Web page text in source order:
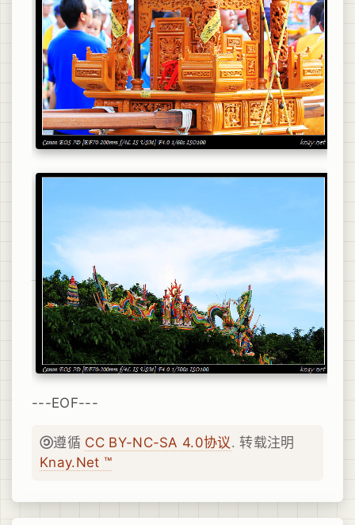
---EOF---
遵循 CC BY-NC-SA 4.0协议. 转载注明
Knay.Net ™